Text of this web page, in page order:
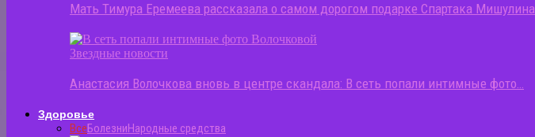
Мать Тимура Еремеева рассказала о самом дорогом подарке Спартака Мишулина
Звездные новости
Анастасия Волочкова вновь в центре скандала: В сеть попали интимные фото…
Здоровье
ВсеБолезниНародные средства